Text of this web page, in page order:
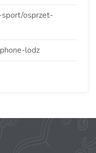
sport/osprzet-
lodz